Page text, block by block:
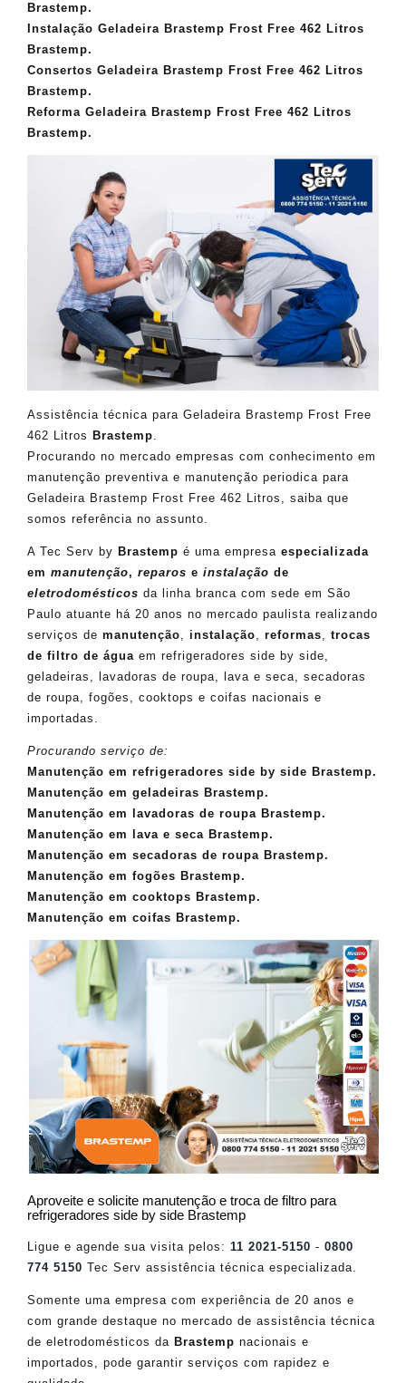
Brastemp.
Instalação Geladeira Brastemp Frost Free 462 Litros
Brastemp.
Consertos Geladeira Brastemp Frost Free 462 Litros
Brastemp.
Reforma Geladeira Brastemp Frost Free 462 Litros
Brastemp.
Assistência técnica para Geladeira Brastemp Frost Free
462 Litros Brastemp
Procurando no mercado empresas com conhecimento em
manutenção preventiva e manutenção periodica para
Geladeira Brastemp Frost Free 462 Litros, saiba que
somos referência no assunto.
A Tec Serv by Brastemp é uma empresa especializada
em manutenção, reparos e instalação de
eletrodomésticos da linha branca com sede em São
Paulo atuante há 20 anos no mercado paulista realizando
serviços de manutenção instalação reformas
trocas
de filtro de água em refrigeradores side by side,
geladeiras, lavadoras de roupa, lava e seca, secadoras
de roupa, fogões, cooktops e coifas nacionais e
importadas.
Procurando serviço de:
Manutenção em refrigeradores side by side Brastemp.
Manutenção em geladeiras Brastemp.
Manutenção em lavadoras de roupa Brastemp.
Manutenção em lava e seca Brastemp.
Manutenção em secadoras de roupa Brastemp.
Manutenção em fogões Brastemp.
Manutenção em cooktops Brastemp.
Manutenção em coifas Brastemp.
Aproveite e solicite manutenção e troca de filtro para
refrigeradores side by side Brastemp
Ligue e agende sua visita pelos: 11 2021-5150 - 0800
774 5150 Tec Serv assistência técnica especializada.
Somente uma empresa com experiência de 20 anos e
com grande destaque no mercado de assistência técnica
de eletrodomésticos da Brastemp nacionais e
importados, pode garantir serviços com rapidez e